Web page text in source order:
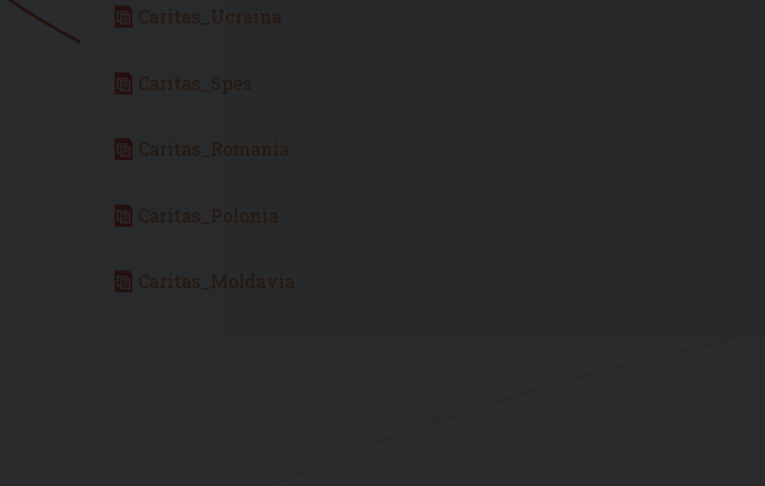
Caritas_Ucraina
Caritas_Spes
Caritas_Romania
Caritas_Polonia
Caritas_Moldavia